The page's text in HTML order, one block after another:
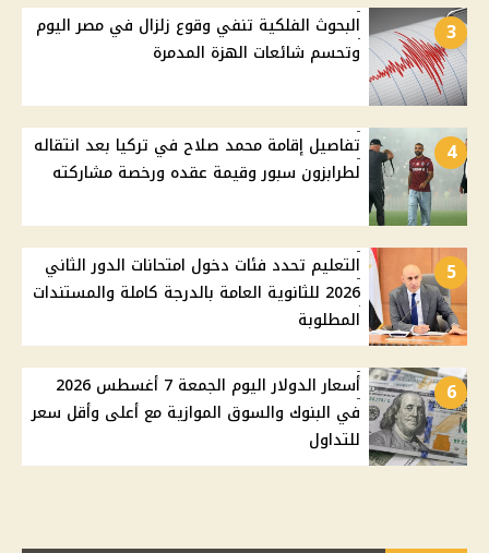
3
البحوث الفلكية تنفي وقوع زلزال في مصر اليوم
وتحسم شائعات الهزة المدمرة
4
تفاصيل إقامة محمد صلاح في تركيا بعد انتقاله
لطرابزون سبور وقيمة عقده ورخصة مشاركته
5
التعليم تحدد فئات دخول امتحانات الدور الثاني
2026 للثانوية العامة بالدرجة كاملة والمستندات
المطلوبة
6
أسعار الدولار اليوم الجمعة 7 أغسطس 2026
في البنوك والسوق الموازية مع أعلى وأقل سعر
للتداول